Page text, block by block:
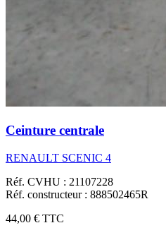
Ceinture centrale
RENAULT SCENIC 4
Réf. CVHU : 21107228
Réf. constructeur : 888502465R
44,00 € TTC